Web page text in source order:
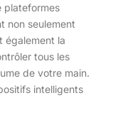
plateformes
non seulement
également la
tous les
de votre main.
intelligents